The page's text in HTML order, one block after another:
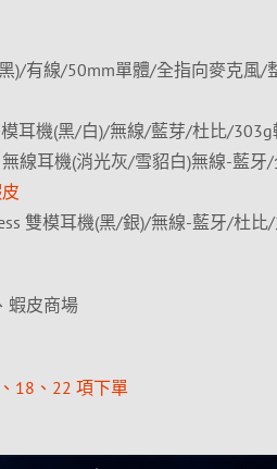
)/有線/50mm單體/全指向麥克風/
模耳機(黑/白)/無線/藍芽/杜比/
無線耳機(消光灰/雪貂白)無線-藍
雙模耳機(黑/銀)/無線-藍牙/杜
蝦皮商場
18、22 項下單